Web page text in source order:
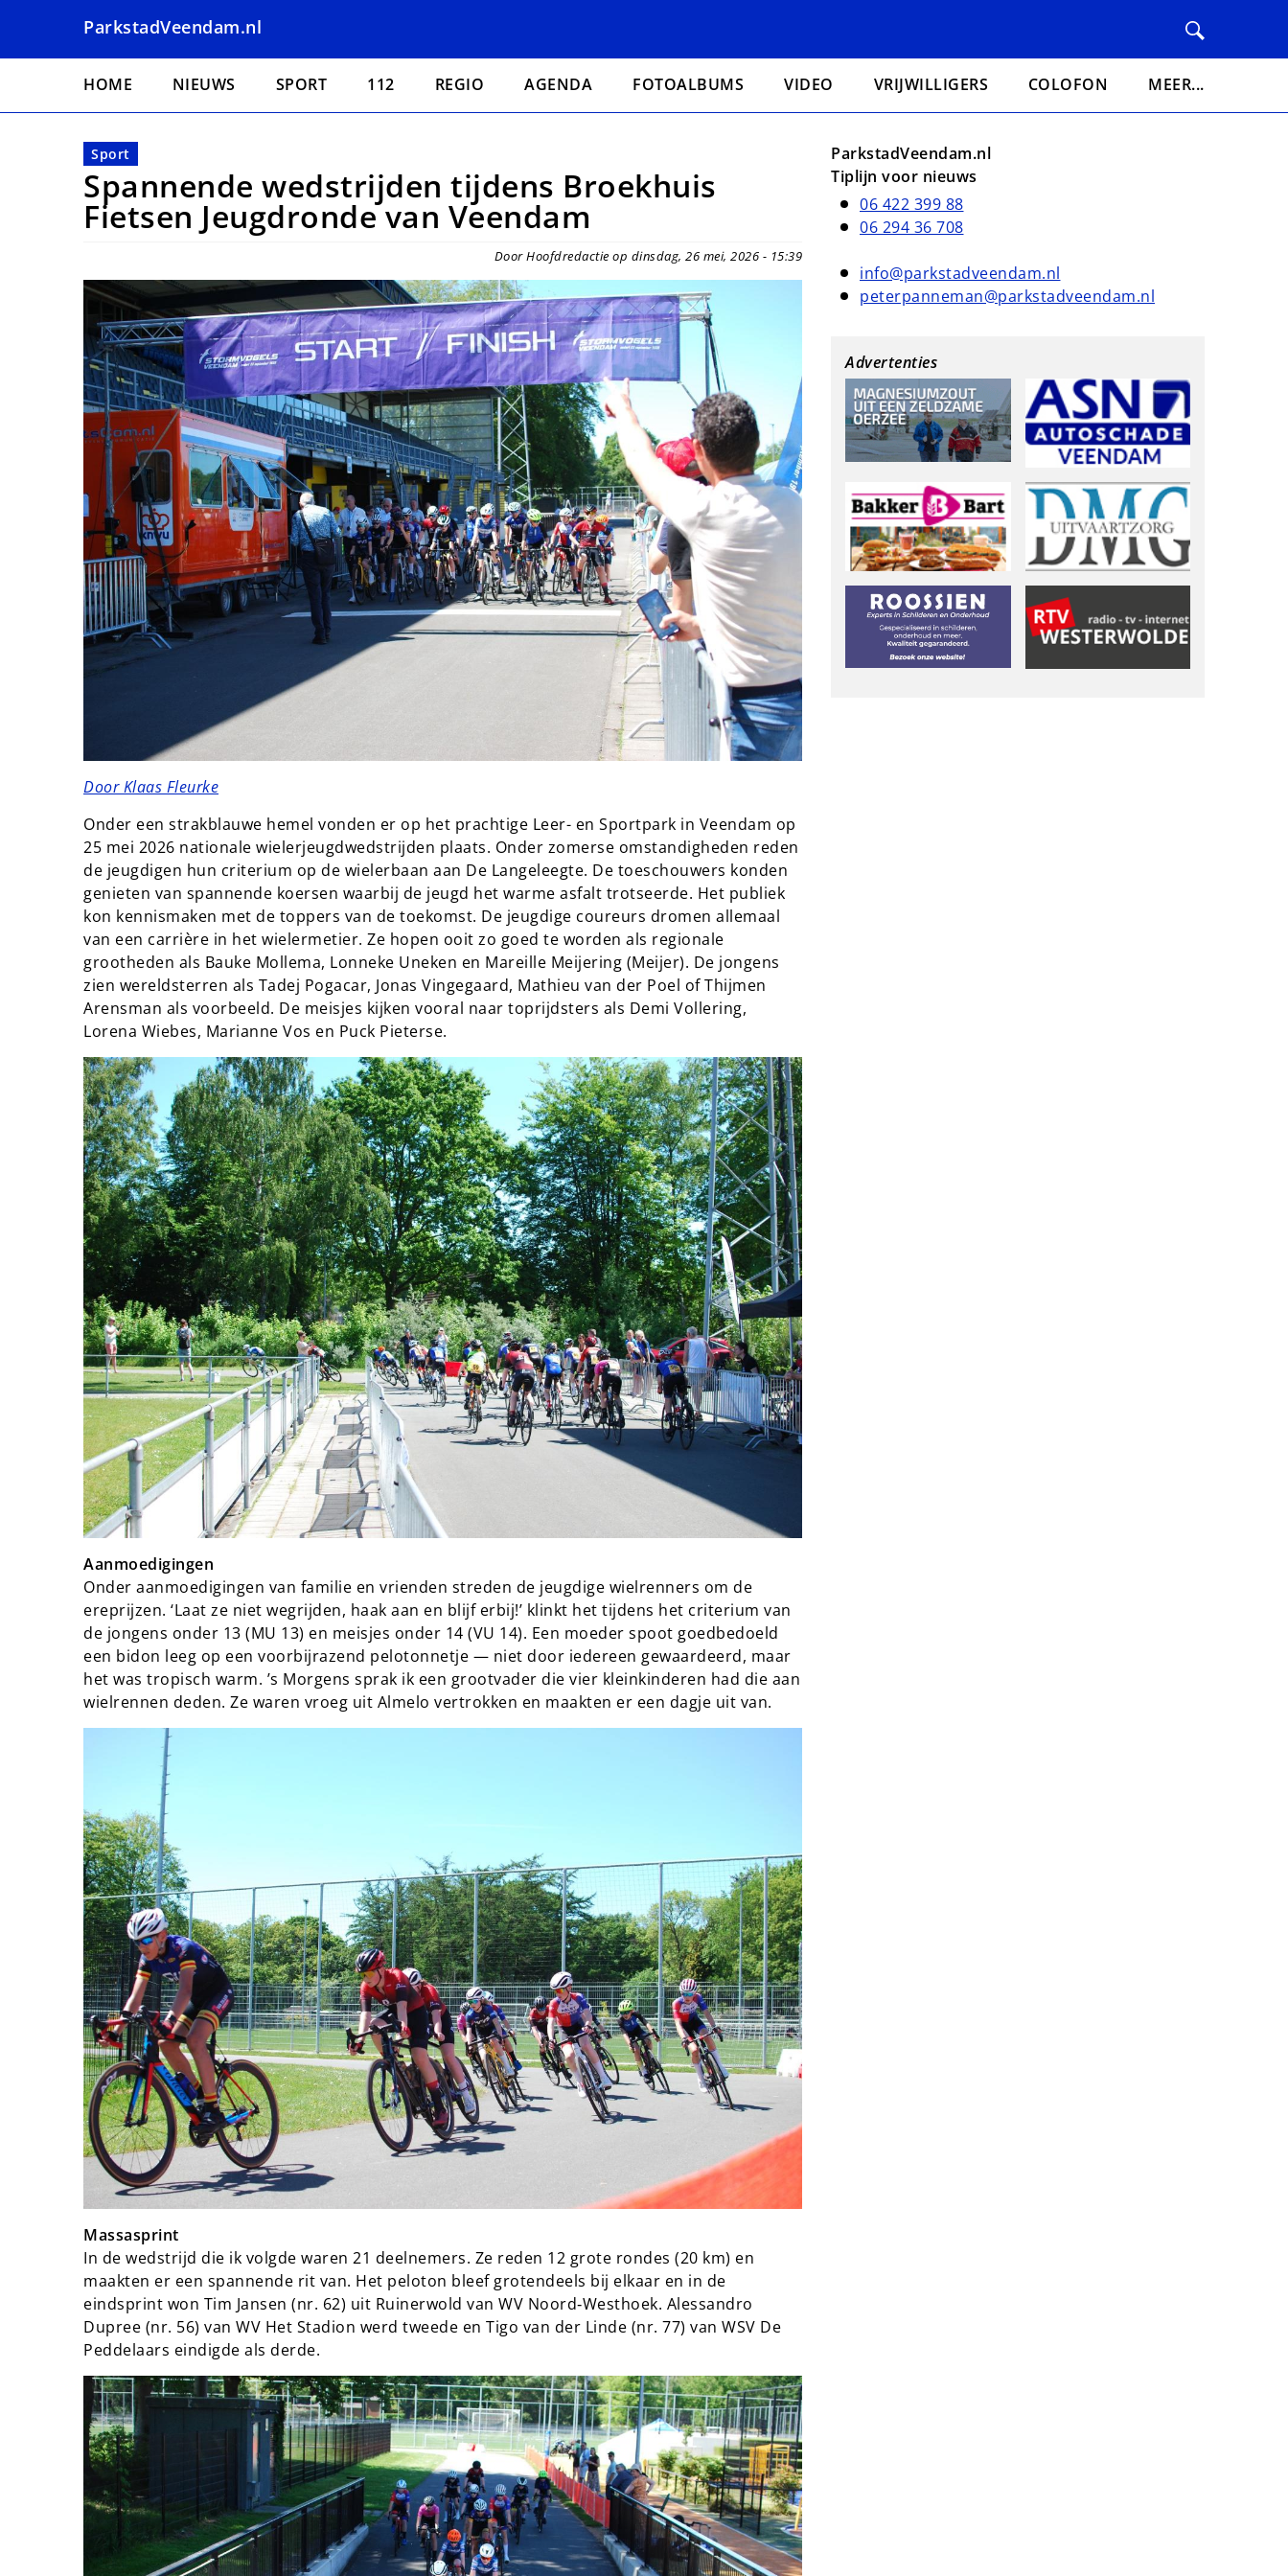
naar
ParkstadVeendam.nl
Hoofdnavigatie
HOME NIEUWS SPORT 112 REGIO AGENDA FOTOALBUMS VIDEO VRIJWILLIGERS COLOFON MEER...
Sport
Spannende wedstrijden tijdens Broekhuis
Fietsen Jeugdronde van Veendam
Door Hoofdredactie op dinsdag, 26 mei, 2026 - 15:39
Door Klaas Fleurke
Onder een strakblauwe hemel vonden er op het prachtige Leer- en Sportpark in Veendam op
25 mei 2026 nationale wielerjeugdwedstrijden plaats. Onder zomerse omstandigheden reden
de jeugdigen hun criterium op de wielerbaan aan De Langeleegte. De toeschouwers konden
genieten van spannende koersen waarbij de jeugd het warme asfalt trotseerde. Het publiek
kon kennismaken met de toppers van de toekomst. De jeugdige coureurs dromen allemaal
van een carrière in het wielermetier. Ze hopen ooit zo goed te worden als regionale
grootheden als Bauke Mollema, Lonneke Uneken en Mareille Meijering (Meijer). De jongens
zien wereldsterren als Tadej Pogacar, Jonas Vingegaard, Mathieu van der Poel of Thijmen
Arensman als voorbeeld. De meisjes kijken vooral naar toprijdsters als Demi Vollering,
Lorena Wiebes, Marianne Vos en Puck Pieterse.
Aanmoedigingen
Onder aanmoedigingen van familie en vrienden streden de jeugdige wielrenners om de
ereprijzen. ‘Laat ze niet wegrijden, haak aan en blijf erbij!’ klinkt het tijdens het criterium van
de jongens onder 13 (MU 13) en meisjes onder 14 (VU 14). Een moeder spoot goedbedoeld
een bidon leeg op een voorbijrazend pelotonnetje — niet door iedereen gewaardeerd, maar
het was tropisch warm. ’s Morgens sprak ik een grootvader die vier kleinkinderen had die aan
wielrennen deden. Ze waren vroeg uit Almelo vertrokken en maakten er een dagje uit van.
Massasprint
In de wedstrijd die ik volgde waren 21 deelnemers. Ze reden 12 grote rondes (20 km) en
maakten er een spannende rit van. Het peloton bleef grotendeels bij elkaar en in de
eindsprint won Tim Jansen (nr. 62) uit Ruinerwold van WV Noord‑Westhoek. Alessandro
Dupree (nr. 56) van WV Het Stadion werd tweede en Tigo van der Linde (nr. 77) van WSV De
Peddelaars eindigde als derde.
ParkstadVeendam.nl
Tiplijn voor nieuws
06 422 399 88
06 294 36 708
info@parkstadveendam.nl
peterpanneman@parkstadveendam.nl
Advertenties